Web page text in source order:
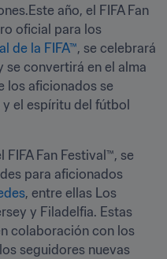
año, el FIFA Fan
oficial para los
de la FIFA™, se celebrará
se convertirá en el alma
los aficionados se
el espíritu del fútbol
Fan Festival™, se
para aficionados
, entre ellas Los
y Filadelfia. Estas
colaboración con los
seguidores nuevas